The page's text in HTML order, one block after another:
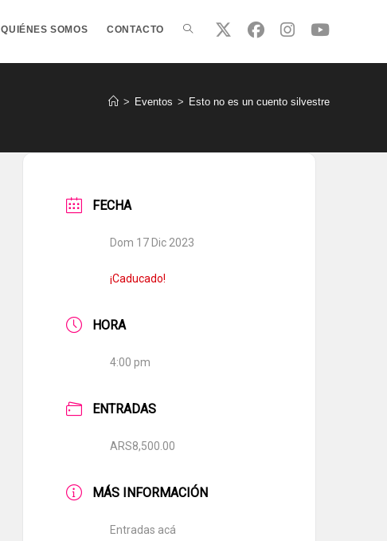
QUIÉNES SOMOS CONTACTO ALTERNAR
> Eventos > Esto no es un cuento silvestre
FECHA
Dom 17 Dic 2023
¡Caducado!
HORA
4:00 pm
ENTRADAS
ARS8,500.00
MÁS INFORMACIÓN
Entradas acá